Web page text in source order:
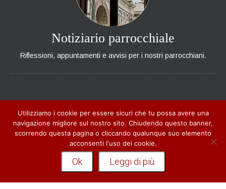
Notiziario parrocchiale
Riflessioni, appuntamenti e avvisi per i nostri parrocchiani.
CONTATTI
Piazza Santa Maria Novella, 18
50123 - Firenze
+39 055210113 - +39 3476114168
Parrocchia:
graziano.lezziero@tiscali.it
Utilizziamo i cookie per essere sicuri che tu possa avere una
navigazione migliore sul nostro sito. Chiudendo questo banner,
scorrendo questa pagina o cliccando qualunque suo elemento
acconsenti l'uso dei cookie.
Ok Leggi di più